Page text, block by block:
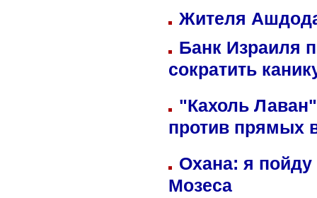
Жителя
Банк Израиля
сократить
"Кахоль
против прямых
Охана: я пойду
Мозеса